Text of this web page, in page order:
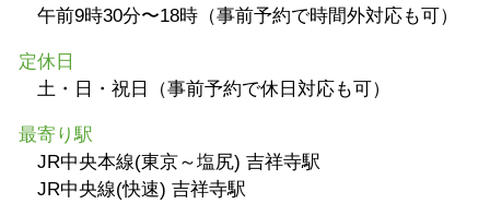
午前9時30分〜18時（事前予約で時間外対応も可）
定休日
土・日・祝日（事前予約で休日対応も可）
最寄り駅
JR中央本線(東京～塩尻) 吉祥寺駅
JR中央線(快速) 吉祥寺駅